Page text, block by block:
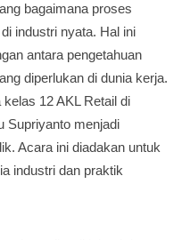
bagaimana proses
industri nyata. Hal ini
antara pengetahuan
diperlukan di dunia kerja.
12 AKL Retail di
Supriyanto menjadi
Acara ini diadakan untuk
industri dan praktik